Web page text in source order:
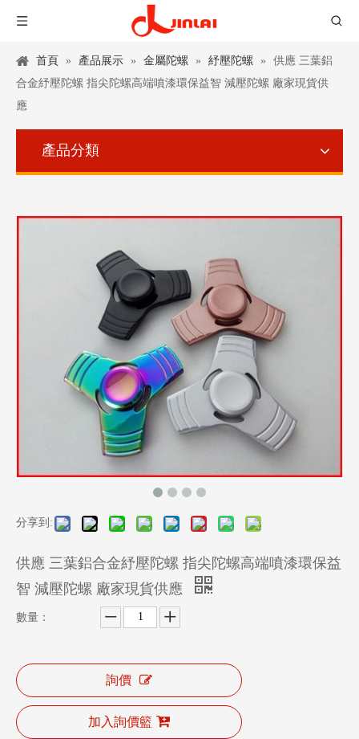
首頁 » 產品展示 » 金屬陀螺 » 紓壓陀螺 »
供應 三葉鋁
合金紓壓陀螺 指尖陀螺高端噴漆環保益智 減壓陀螺 廠家現貨供
應
產品分類
分享到:
供應 三葉鋁合金紓壓陀螺 指尖陀螺高端噴漆環保益
智 減壓陀螺 廠家現貨供應
數量：
詢價
加入詢價籃